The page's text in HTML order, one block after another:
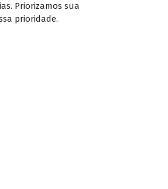
Priorizamos sua
prioridade.